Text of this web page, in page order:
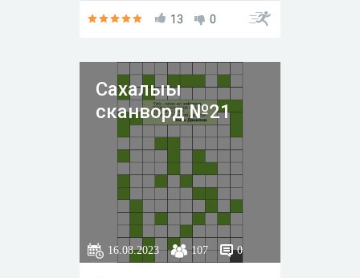
13 0
Сахалыы
сканворд №21
16.08.2023 107 0